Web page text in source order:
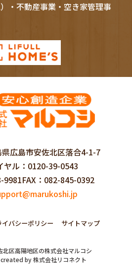
・不動産事業・空き家管理事
広島市安佐北区落合4-1-7
ヤル
0120-39-0543
9981FAX
082-845-0392
イバシーポリシー サイトマップ
北区高陽地区の株式会社マルコシ
by株式会社リコネクト